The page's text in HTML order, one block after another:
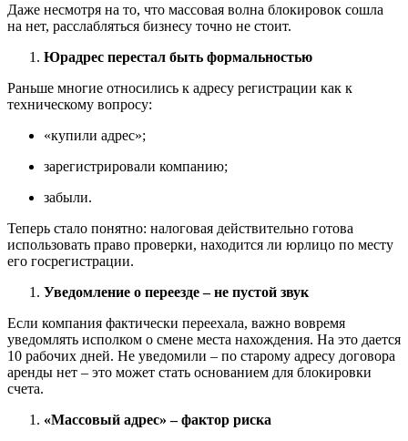
Даже несмотря на то, что массовая волна блокировок сошла
на нет, расслабляться бизнесу точно не стоит.
Юрадрес перестал быть формальностью
Раньше многие относились к адресу регистрации как к
техническому вопросу:
«купили адрес»;
зарегистрировали компанию;
забыли.
Теперь стало понятно: налоговая действительно готова
использовать право проверки, находится ли юрлицо по месту
его госрегистрации.
Уведомление о переезде – не пустой звук
Если компания фактически переехала, важно вовремя
уведомлять исполком о смене места нахождения. На это дается
10 рабочих дней. Не уведомили – по старому адресу договора
аренды нет – это может стать основанием для блокировки
счета.
«Массовый адрес» – фактор риска